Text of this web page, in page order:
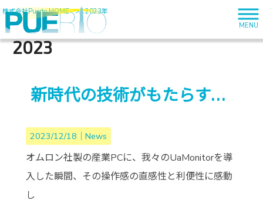
MENU
株式会社Puerto HOME > 2023年
2023
新時代の技術がもたらす魅力
2023/12/18｜ News
オムロン社製の産業PCに、我々のUaMonitorを導
入した瞬間、その操作感の直感性と利便性に感動
し